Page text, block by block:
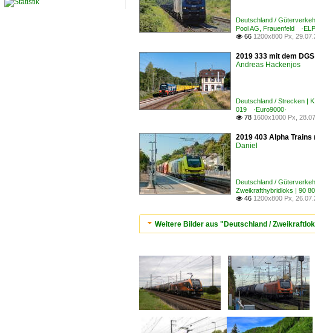
Deutschland /
Pool AG, Frauenfeld
 66 1200x800 Px,
2019 333 mit dem
Andreas Hackenjos
Deutschland / Strecken |
019 ·Euro9000·
 78 1600x1000 Px,
2019 403 Alpha
Daniel
Deutschland /
Zweikrafthybridloks | 90
 46 1200x800 Px,
Weitere Bilder aus "Deutschland /